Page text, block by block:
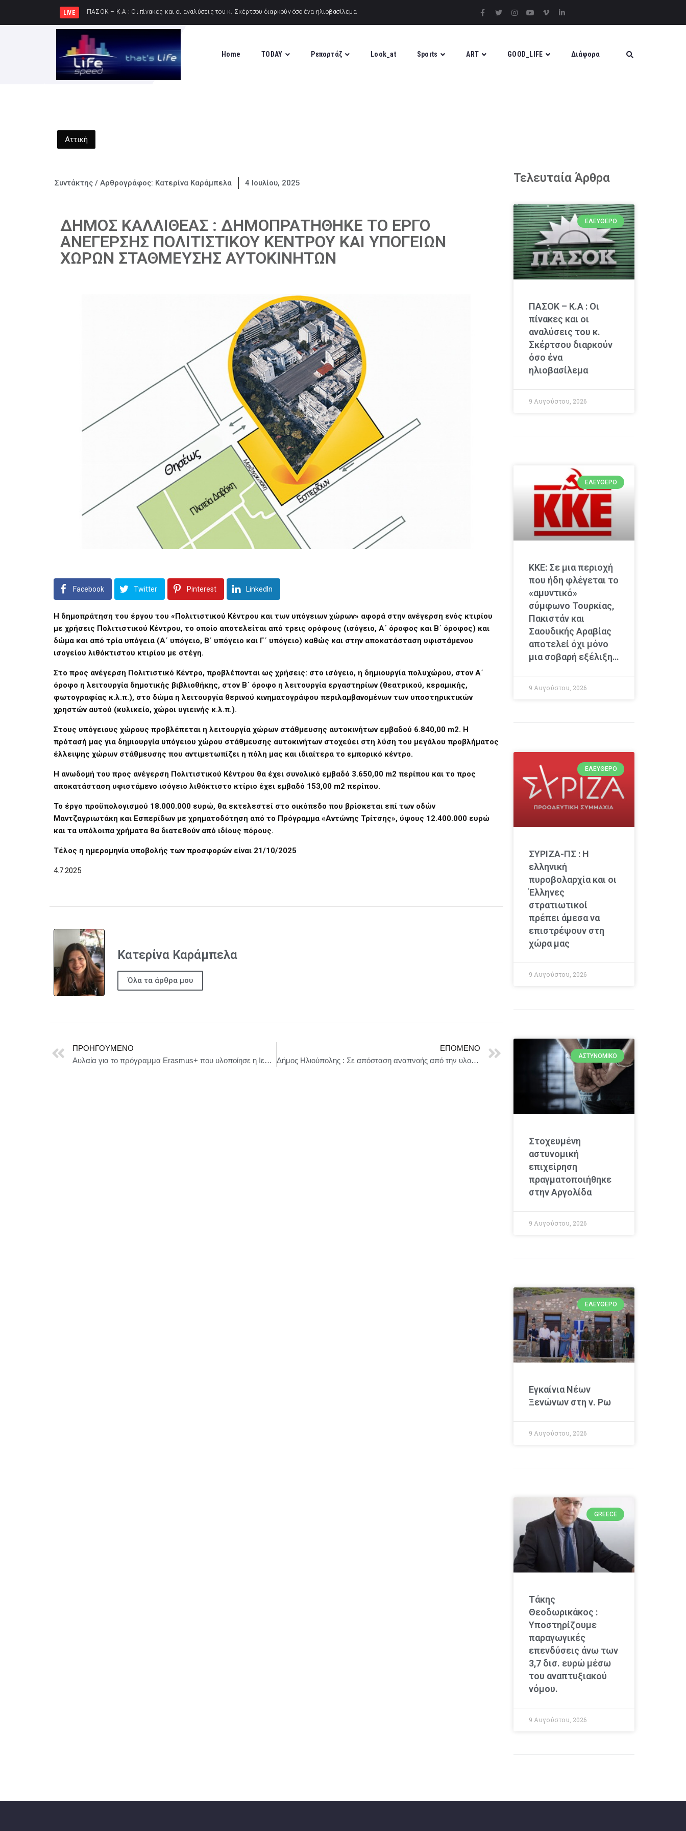
LIVE ΚΚΕ: Σε μια π
Home TODAY Ρεπορτάζ Look_at Sports ART GOOD_LIFE Διάφορα
Αττική
Συντάκτης / Αρθρογράφος: Κατερίνα Καράμπελα 4 Ιουλίου, 2025
ΔΗΜΟΣ ΚΑΛΛΙΘΕΑΣ : ΔΗΜΟΠΡΑΤΗΘΗΚΕ ΤΟ ΕΡΓΟ
ΑΝΕΓΕΡΣΗΣ ΠΟΛΙΤΙΣΤΙΚΟΥ ΚΕΝΤΡΟΥ ΚΑΙ ΥΠΟΓΕΙΩΝ
ΧΩΡΩΝ ΣΤΑΘΜΕΥΣΗΣ ΑΥΤΟΚΙΝΗΤΩΝ
Facebook Twitter Pinterest LinkedIn
Η δημοπράτηση του έργου του «Πολιτιστικού Κέντρου και των υπόγειων χώρων» αφορά στην ανέγερση ενός κτιρίου
με χρήσεις Πολιτιστικού Κέντρου, το οποίο αποτελείται από τρεις ορόφους (ισόγειο, Α΄ όροφος και Β΄ όροφος) και
δώμα και από τρία υπόγεια (Α΄ υπόγειο, Β΄ υπόγειο και Γ΄ υπόγειο) καθώς και στην αποκατάσταση υφιστάμενου
ισογείου λιθόκτιστου κτιρίου με στέγη.
Στο προς ανέγερση Πολιτιστικό Κέντρο, προβλέπονται ως χρήσεις: στο ισόγειο, η δημιουργία πολυχώρου, στον Α΄
όροφο η λειτουργία δημοτικής βιβλιοθήκης, στον Β΄ όροφο η λειτουργία εργαστηρίων (θεατρικού, κεραμικής,
φωτογραφίας κ.λ.π.), στο δώμα η λειτουργία θερινού κινηματογράφου περιλαμβανομένων των υποστηρικτικών
χρηστών αυτού (κυλικείο, χώροι υγιεινής κ.λ.π.).
Στους υπόγειους χώρους προβλέπεται η λειτουργία χώρων στάθμευσης αυτοκινήτων εμβαδού 6.840,00 m2. Η
πρότασή μας για δημιουργία υπόγειου χώρου στάθμευσης αυτοκινήτων στοχεύει στη λύση του μεγάλου προβλήματος
έλλειψης χώρων στάθμευσης που αντιμετωπίζει η πόλη μας και ιδιαίτερα το εμπορικό κέντρο.
Η ανωδομή του προς ανέγερση Πολιτιστικού Κέντρου θα έχει συνολικό εμβαδό 3.650,00 m2 περίπου και το προς
αποκατάσταση υφιστάμενο ισόγειο λιθόκτιστο κτίριο έχει εμβαδό 153,00 m2 περίπου.
Το έργο προϋπολογισμού 18.000.000 ευρώ, θα εκτελεστεί στο οικόπεδο που βρίσκεται επί των οδών
Μαντζαγριωτάκη και Εσπερίδων με χρηματοδότηση από το Πρόγραμμα «Αντώνης Τρίτσης», ύψους 12.400.000 ευρώ
και τα υπόλοιπα χρήματα θα διατεθούν από ιδίους πόρους.
Τέλος η ημερομηνία υποβολής των προσφορών είναι 21/10/2025
4.7.2025
Κατερίνα Καράμπελα
Όλα τα άρθρα μου
ΠΡΟΗΓΟΎΜΕΝΟ
Αυλαία για το πρόγραμμα Erasmus+ που υλοποίησε η Ιερά Μητρόπολη Κίτρους, Κατερίνης και Πλαταμώνος
ΕΠΌΜΕΝΟ
Δήμος Ηλιούπολης : Σε απόσταση αναπνοής από την υλοποίηση του Μεγάλου Έργου της αντικατάστασης των Φωτιστικών Σωμάτων με Σύγχρονο Φωτισμό LED.
Τελευταία Άρθρα
ΕΛΕΎΘΕΡΟ
ΠΑΣΟΚ – Κ.Α : Οι
πίνακες και οι
αναλύσεις του κ.
Σκέρτσου διαρκούν
όσο ένα
ηλιοβασίλεμα
9 Αυγούστου, 2026
ΕΛΕΎΘΕΡΟ
ΚΚΕ: Σε μια περιοχή
που ήδη φλέγεται το
«αμυντικό»
σύμφωνο Τουρκίας,
Πακιστάν και
Σαουδικής Αραβίας
αποτελεί όχι μόνο
μια σοβαρή εξέλιξη…
9 Αυγούστου, 2026
ΕΛΕΎΘΕΡΟ
ΣΥΡΙΖΑ-ΠΣ : Η
ελληνική
πυροβολαρχία και οι
Έλληνες
στρατιωτικοί
πρέπει άμεσα να
επιστρέψουν στη
χώρα μας
9 Αυγούστου, 2026
ΑΣΤΥΝΟΜΙΚΌ
Στοχευμένη
αστυνομική
επιχείρηση
πραγματοποιήθηκε
στην Αργολίδα
9 Αυγούστου, 2026
ΕΛΕΎΘΕΡΟ
Εγκαίνια Νέων
Ξενώνων στη ν. Ρω
9 Αυγούστου, 2026
GREECE
Τάκης
Θεοδωρικάκος :
Υποστηρίζουμε
παραγωγικές
επενδύσεις άνω των
3,7 δισ. ευρώ μέσω
του αναπτυξιακού
νόμου.
9 Αυγούστου, 2026